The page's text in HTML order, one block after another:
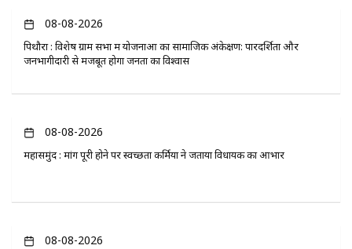
08-08-2026
पिथौरा : विशेष ग्राम सभा में योजनाओं का सामाजिक अंकेक्षण: पारदर्शिता और
जनभागीदारी से मजबूत होगा जनता का विश्वास
08-08-2026
महासमुंद : मांग पूरी होने पर स्वच्छता कर्मियों ने जताया विधायक का आभार
08-08-2026